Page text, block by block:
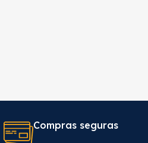
Compras seguras